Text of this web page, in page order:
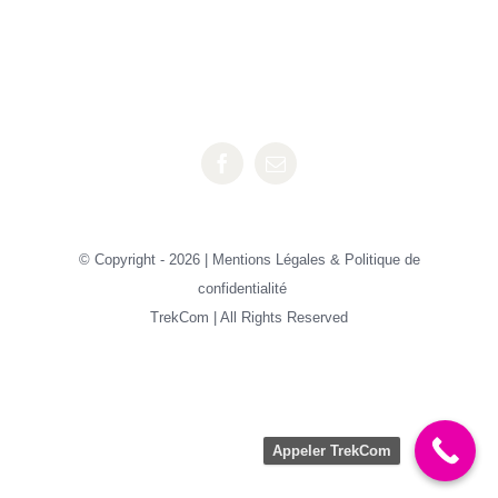
© Copyright - 2026 | Mentions Légales & Politique de
confidentialité
TrekCom | All Rights Reserved
Appeler TrekCom